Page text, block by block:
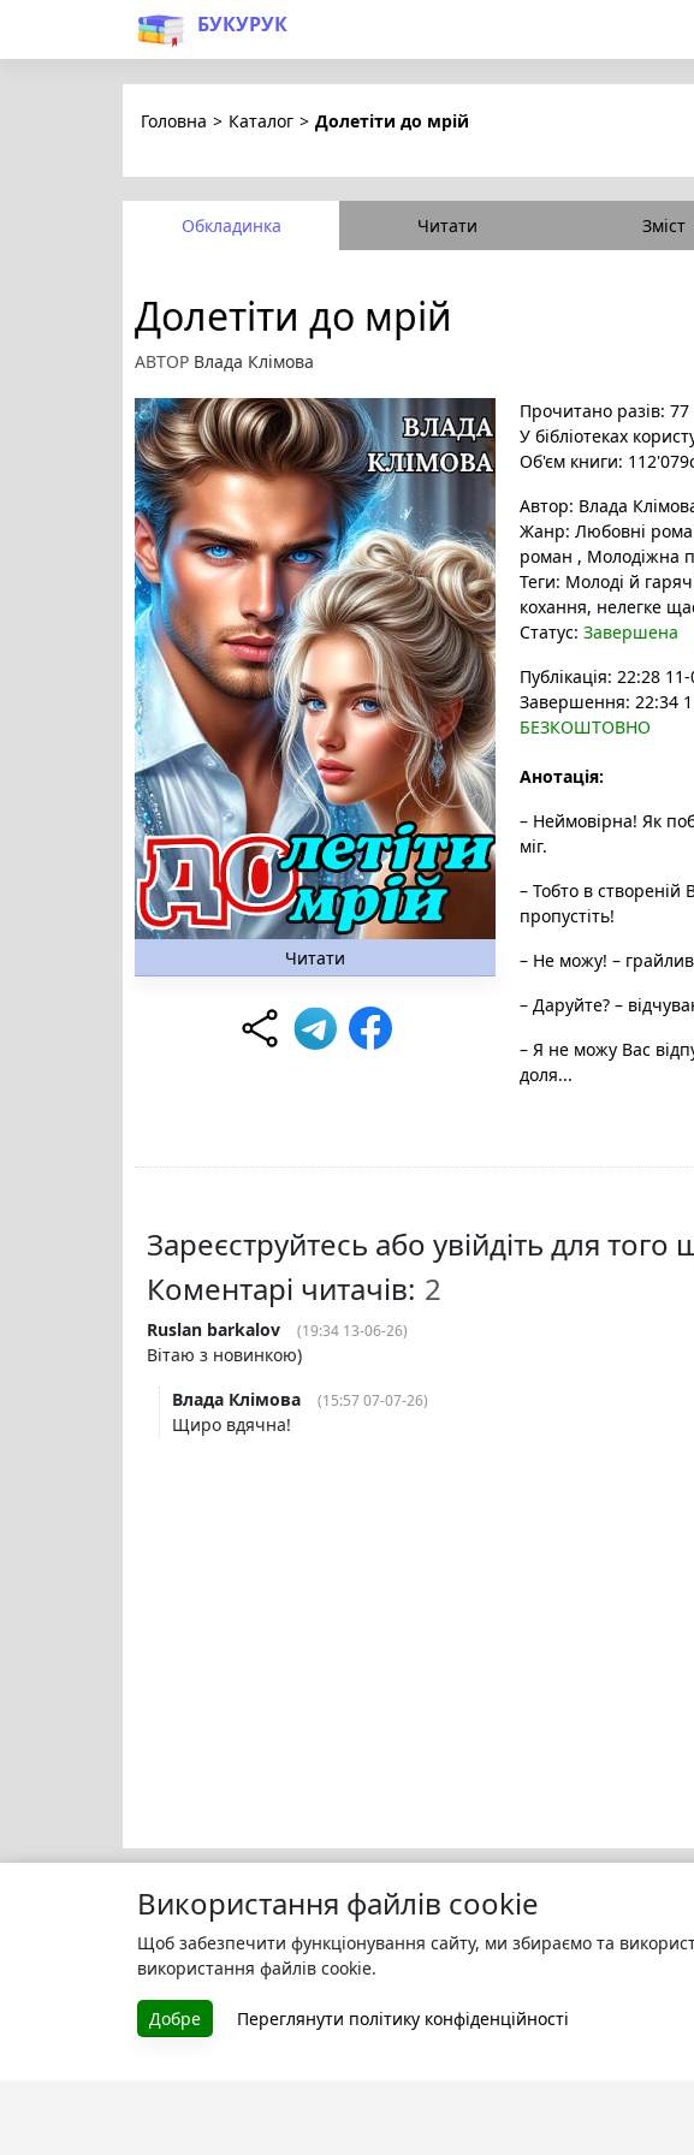
БУКУРУК
Головна > Каталог > Долетіти до мрій
Обкладинка Читати Зміст
Долетіти до мрій
АВТОР Влада Клімова
Читати
Прочитано разів: 77
У бібліотеках
Об'єм книги:
Автор: Влада
Жанр: Любовні
роман , Молодіжна
Теги: Молоді й
кохання, нелегке
Статус: Завершена
Публікація: 22:28
Завершення: 22:34
БЕЗКОШТОВНО
Анотація:
– Неймовірна! Як
міг.
– Тобто в створеній
пропустіть!
– Не можу! –
– Даруйте? –
– Я не можу Вас
доля...
Зареєструйтесь або увійдіть для
Коментарі читачів:
Ruslan barkalov (19:34 13-06-26)
Вітаю з новинкою)
Влада Клімова
(15:57 07-07-26)
Щиро вдячна!
Використання файлів cookie
Щоб забезпечити функціонування сайту, ми збираємо та
використання файлів cookie.
Добре Переглянути політику конфіденційності
БУКУРУК
Літературна платформа і бібліотека
книг, які можна безкоштовно
Моя бібліотека
улюблені книги онлайн